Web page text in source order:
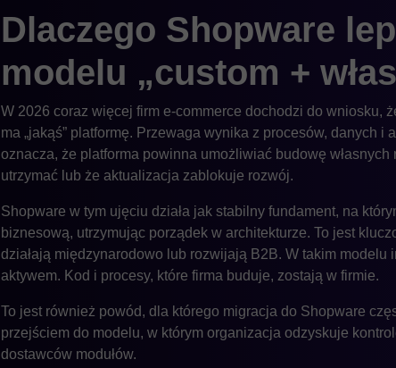
Dlaczego Shopware
modelu „custom +
W 2026 coraz więcej firm e-commerce dochodzi do wniosku,
ma „jakąś” platformę. Przewaga wynika z procesów, danych
oznacza, że platforma powinna umożliwiać budowę
utrzymać lub że aktualizacja zablokuje rozwój.
Shopware w tym ujęciu działa jak stabilny fundament, na
biznesową, utrzymując porządek w architekturze. To jest
działają międzynarodowo lub rozwijają B2B. W takim
aktywem. Kod i procesy, które firma buduje, zostają w firmie.
To jest również powód, dla którego migracja do Shopware
przejściem do modelu, w którym organizacja odzyskuje
dostawców modułów.